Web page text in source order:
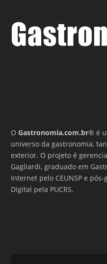
OGastronomia.com.br® é
universo da gastronomia,
exterior. O projeto é
Gagliardi, graduado em
Internet pelo CEUNSP e
Digital pela PUCRS.